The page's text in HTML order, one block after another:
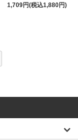
1,709円(税込1,880円)